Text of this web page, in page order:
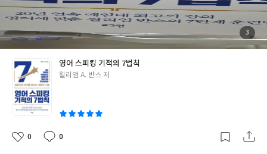
서 집필 잠시만 살펴봐도 명성에 걸맞는 영어 비즈니스 커뮤니케이
션 마스터라는 생각이 들었고, 구글 검색을 하니 박사의 여러 저서
들을 살펴 볼 수 있었고 이 분야 전문가로서 신뢰감이 들었다. 그렇
다면 본격적으로 이 책이 중점으로 다루고 있는 핵심 내용인 반스 박
사의 혁신적인 스피킹 수업에 대해 알아보자. 그의 수업인 ‘예일대 7
단계 영어훈련법’은 영어 시험 점수는 높지만 스피킹을 전혀 하지 못
하는 아시아계 유학생들을 단기간에 세련되고 정돈된 토론을 가능
하게, 어쩌면 대다수의 원어민보다도 더 나은 수준의 의사소통을 할
수 있게 하는 그런 유창한 영어 커뮤니케이션 실력을 단기간에 갖출
검증된 스피킹 수업을 한 권의 책으로 나의 안락한 방에서 배울 수
첨
부
된
사
3
영어 스피킹 기적의 7법칙
글
윌리엄 A. 반스 저
좋
0
댓
0
작